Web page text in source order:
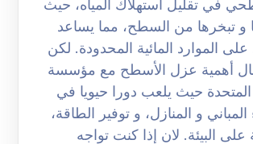
في تقليل استهلاك المياه، حيث
و تبخرها من السطح، مما يساعد
الموارد المائية المحدودة. لكن
أهمية عزل الأسطح مع مؤسسة
المتحدة حيث يلعب دورا حيويا في
و المنازل، و توفير الطاقة،
البيئة. لان إذا كنت تواجه